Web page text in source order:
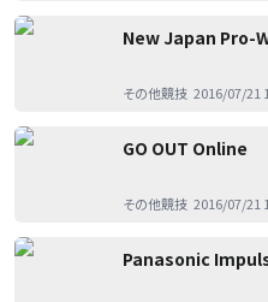
New Japan Pro-
その他競技 2016/07/21
GO OUT Online
その他競技 2016/07/21
Panasonic